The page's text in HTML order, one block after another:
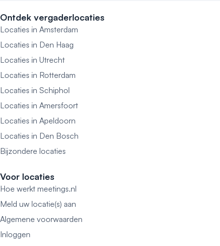
Ontdek vergaderlocaties
Locaties in Amsterdam
Locaties in Den Haag
Locaties in Utrecht
Locaties in Rotterdam
Locaties in Schiphol
Locaties in Amersfoort
Locaties in Apeldoorn
Locaties in Den Bosch
Bijzondere locaties
Voor locaties
Hoe werkt meetings.nl
Meld uw locatie(s) aan
Algemene voorwaarden
Inloggen